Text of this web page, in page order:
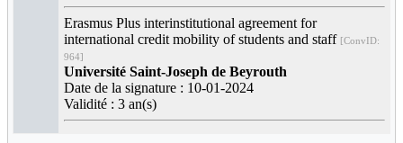
Erasmus Plus interinstitutional agreement for
international credit mobility of students and staff [ConvID:
964]
Université Saint-Joseph de Beyrouth
Date de la signature : 10-01-2024
Validité : 3 an(s)